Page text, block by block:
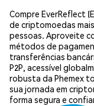
Compre EverReflect
de criptomoedas
pessoas. Aproveite
métodos de
transferências
P2P, acessível
robusta da Phemex
sua jornada em
forma segura e